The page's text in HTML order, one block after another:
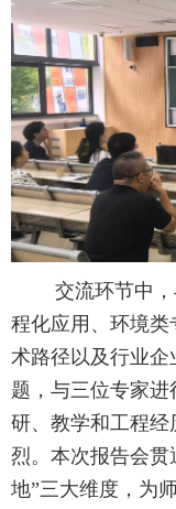
交流环节中
程化应用、环境
术路径以及行业
题，与三位专家
研、教学和工程
烈。本次报告会贯
地”三大维度，为